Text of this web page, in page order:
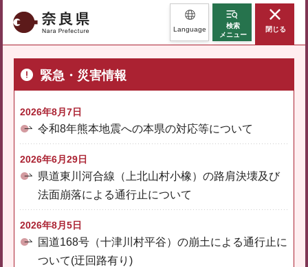
奈良県 Language
検索
メニュー
閉じる
緊急・災害情報
2026年8月7日
令和8年熊本地震への本県の対応等について
2026年6月29日
県道東川河合線（上北山村小橡）の路肩決壊及び
法面崩落による通行止について
2026年8月5日
国道168号（十津川村平谷）の崩土による通行止に
ついて(迂回路有り)